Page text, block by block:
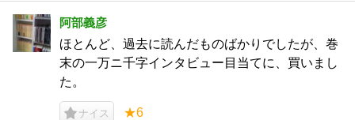
阿部義彦
ほとんど、過去に読んだものばかりでしたが、巻
末の一万ニ千字インタビュー目当てに、買いまし
た。
ナイス ★6